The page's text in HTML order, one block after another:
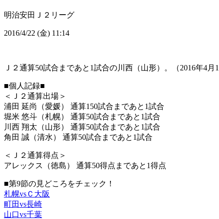
明治安田Ｊ２リーグ
2016/4/22 (金) 11:14
Ｊ２通算50試合まであと1試合の川西（山形）。（2016年4月
■個人記録■
＜Ｊ２通算出場＞
浦田 延尚（愛媛） 通算150試合まであと1試合
堀米 悠斗（札幌） 通算50試合まであと1試合
川西 翔太（山形） 通算50試合まであと1試合
角田 誠（清水） 通算50試合まであと1試合
＜Ｊ２通算得点＞
アレックス（徳島） 通算50得点まであと1得点
■第9節の見どころをチェック！
札幌vsＣ大阪
町田vs長崎
山口vs千葉